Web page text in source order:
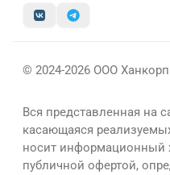
© 2024-2026 ООО Ханкорп
Вся представленная на
касающаяся
носит информационный
публичной офертой,